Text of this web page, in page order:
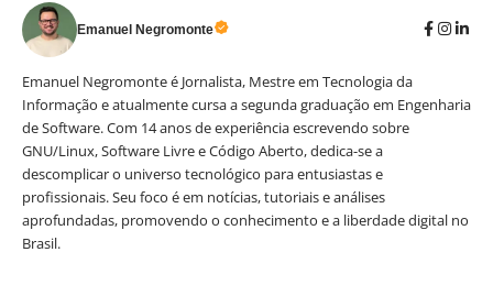
Emanuel Negromonte
Emanuel Negromonte é Jornalista, Mestre em Tecnologia da
Informação e atualmente cursa a segunda graduação em Engenharia
de Software. Com 14 anos de experiência escrevendo sobre
GNU/Linux, Software Livre e Código Aberto, dedica-se a
descomplicar o universo tecnológico para entusiastas e
profissionais. Seu foco é em notícias, tutoriais e análises
aprofundadas, promovendo o conhecimento e a liberdade digital no
Brasil.